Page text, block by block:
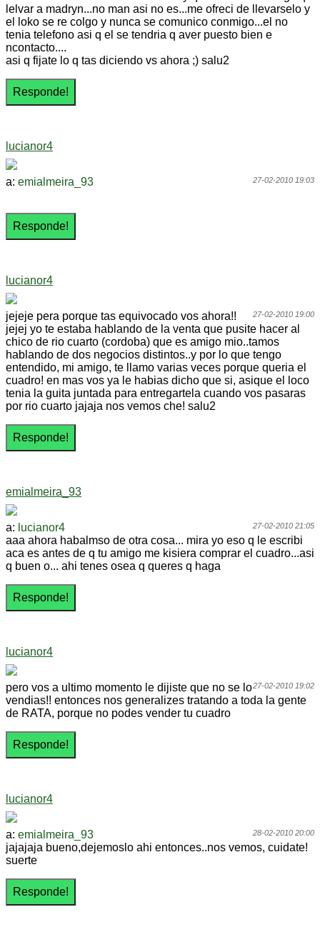
lelvar a madryn...no man asi no es...me ofreci de llevarselo y
el loko se re colgo y nunca se comunico conmigo...el no
tenia telefono asi q el se tendria q aver puesto bien e
ncontacto....
asi q fijate lo q tas diciendo vs ahora ;) salu2
lucianor4
27-02-2010 19:03
a: emialmeira_93
lucianor4
27-02-2010 19:00
jejeje pera porque tas equivocado vos ahora!!
jejej yo te estaba hablando de la venta que pusite hacer al
chico de rio cuarto (cordoba) que es amigo mio..tamos
hablando de dos negocios distintos..y por lo que tengo
entendido, mi amigo, te llamo varias veces porque queria el
cuadro! en mas vos ya le habias dicho que si, asique el loco
tenia la guita juntada para entregartela cuando vos pasaras
por rio cuarto jajaja nos vemos che! salu2
emialmeira_93
27-02-2010 21:05
a: lucianor4
aaa ahora habalmso de otra cosa... mira yo eso q le escribi
aca es antes de q tu amigo me kisiera comprar el cuadro...asi
q buen o... ahi tenes osea q queres q haga
lucianor4
27-02-2010 19:02
pero vos a ultimo momento le dijiste que no se lo
vendias!! entonces nos generalizes tratando a toda la gente
de RATA, porque no podes vender tu cuadro
lucianor4
28-02-2010 20:00
a: emialmeira_93
jajajaja bueno,dejemoslo ahi entonces..nos vemos, cuidate!
suerte